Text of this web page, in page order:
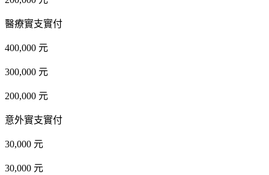
醫療實支實付
400,000 元
300,000 元
200,000 元
意外實支實付
30,000 元
30,000 元